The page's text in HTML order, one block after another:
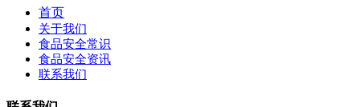
首页
关于我们
食品安全常识
食品安全资讯
联系我们